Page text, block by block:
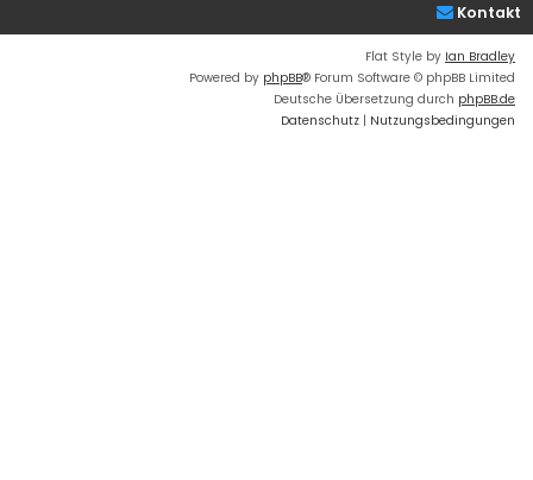
Kontakt
Flat Style by Ian Bradley
Powered by phpBB® Forum Software © phpBB Limited
Deutsche Übersetzung durch phpBB.de
Datenschutz | Nutzungsbedingungen